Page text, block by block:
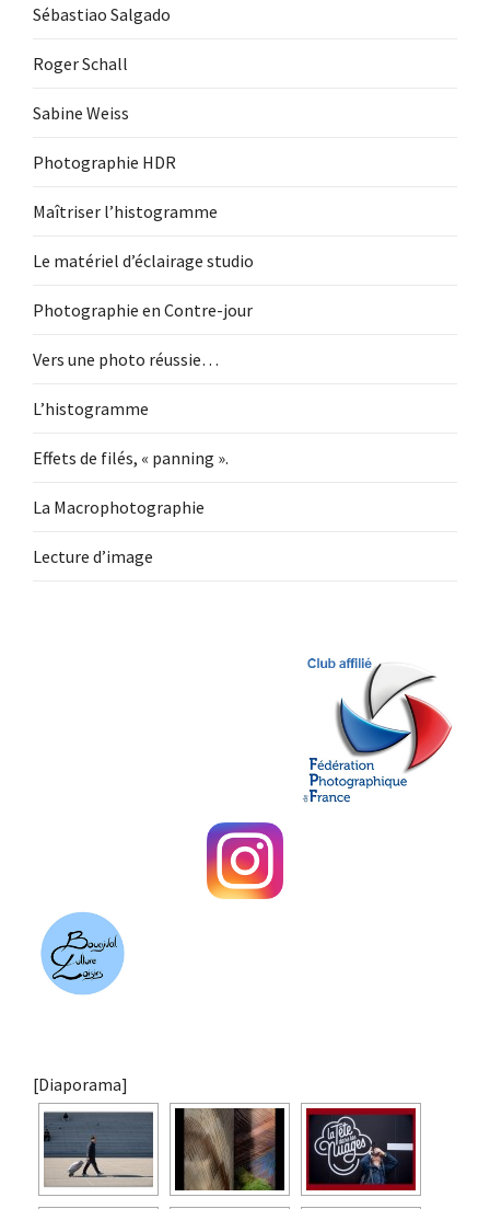
Sébastiao Salgado
Roger Schall
Sabine Weiss
Photographie HDR
Maîtriser l’histogramme
Le matériel d’éclairage studio
Photographie en Contre-jour
Vers une photo réussie…
L’histogramme
Effets de filés, « panning ».
La Macrophotographie
Lecture d’image
[Diaporama]